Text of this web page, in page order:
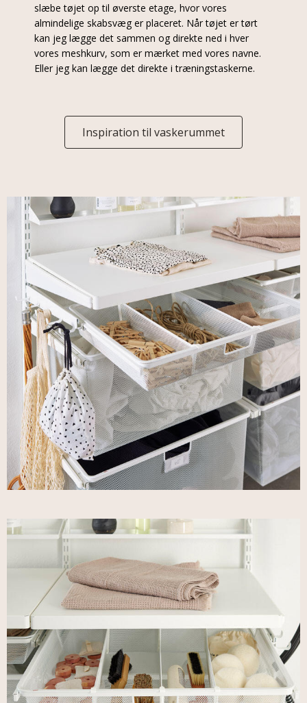
slæbe tøjet op til øverste etage, hvor vores
almindelige skabsvæg er placeret. Når tøjet er tørt
kan jeg lægge det sammen og direkte ned i hver
vores meshkurv, som er mærket med vores navne.
Eller jeg kan lægge det direkte i træningstaskerne.
Inspiration til vaskerummet